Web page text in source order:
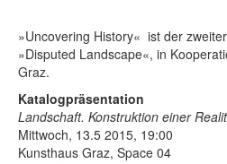
»Uncovering History« ist der
»Disputed Landscape«, in
Graz.
Katalogpräsentation
Landschaft. Konstruktion einer
Mittwoch, 13.5 2015, 19:00
Kunsthaus Graz, Space 04